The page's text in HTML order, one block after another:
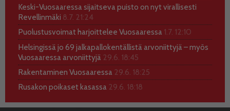
Keski-Vuosaaressa sijaitseva puisto on nyt virallisesti
Revellinmäki 8.7. 21:24
Puolustusvoimat harjoittelee Vuosaaressa 1.7. 12:10
Helsingissä jo 69 jalkapallokentällistä arvoniittyjä – myös
Vuosaaressa arvoniittyjä 29.6. 18:45
Rakentaminen Vuosaaressa 29.6. 18:25
Rusakon poikaset kasassa 29.6. 18:18